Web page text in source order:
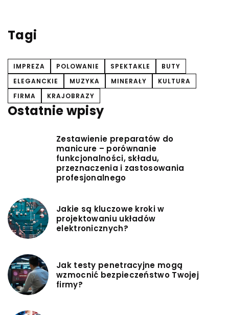
Tagi
IMPREZA POLOWANIE SPEKTAKLE
BUTY
ELEGANCKIE
MUZYKA MINERAŁY
KULTURA
FIRMA
KRAJOBRAZY
Ostatnie wpisy
Zestawienie preparatów do
manicure – porównanie
funkcjonalności, składu,
przeznaczenia i zastosowania
profesjonalnego
Jakie są kluczowe kroki w
projektowaniu układów
elektronicznych?
Jak testy penetracyjne mogą
wzmocnić bezpieczeństwo Twojej
firmy?